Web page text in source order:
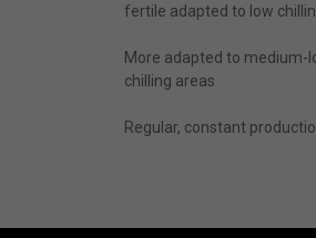
fertile adapted to low
More adapted to medium-
chilling areas
Regular, constant